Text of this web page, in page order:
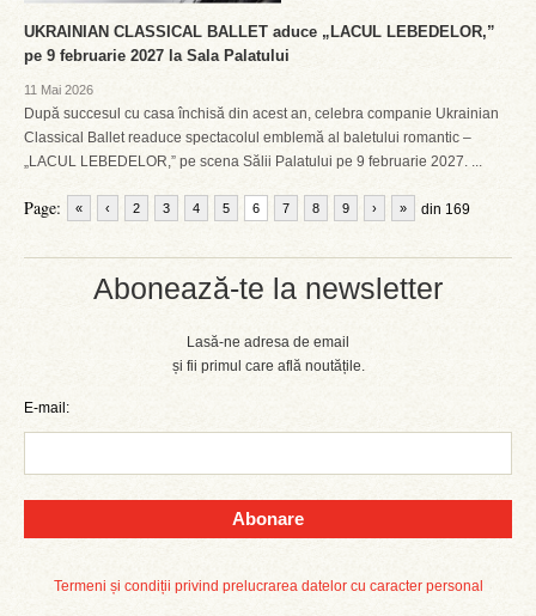
Abonează-te la newsletter
Lasă-ne adresa de email
și fii primul care află noutățile.
E-mail:
Abonare
Termeni și condiții privind prelucrarea datelor cu caracter personal
UKRAINIAN CLASSICAL BALLET aduce „LACUL LEBEDELOR,”
pe 9 februarie 2027 la Sala Palatului
11 Mai 2026
După succesul cu casa închisă din acest an, celebra companie Ukrainian
Classical Ballet readuce spectacolul emblemă al baletului romantic –
„LACUL LEBEDELOR,” pe scena Sălii Palatului pe 9 februarie 2027. ...
Page: « ‹ 2 3 4 5 6 7 8 9 din 169
› »